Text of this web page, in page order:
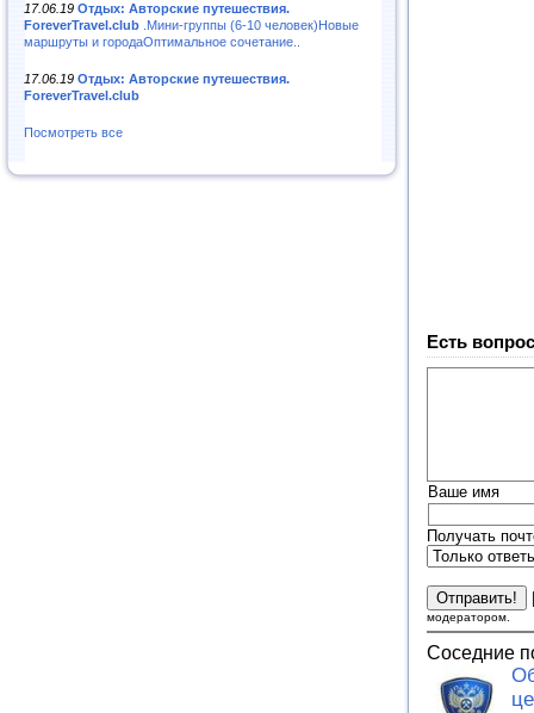
17.06.19 Отдых: Авторские путешествия.
ForeverTravel.club .Мини-группы (6-10 человек)Новые
маршруты и городаОптимальное сочетание..
17.06.19 Отдых: Авторские путешествия.
ForeverTravel.club
Посмотреть все
Есть
Ваше имя
Получать
модератором.
Соседние